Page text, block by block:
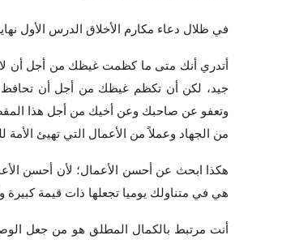
في ظلال دعاء مكارم الأخلاق الدرس الأول
أتدري أنك متى ما كظمت غيظك من أجل أن لا
جيد، لكن أن تكظم غيظك من أجل أن تحافظ
وتعفو عن صاحبك وعن أخيك من أجل هذا المقصد
من الجهاد وعملاً من الأعمال التي تهيئ
هكذا ابحث عن أحسن الأعمال؛ لأن أحسن
هي في متناولك يوميا تجعلها ذات قيمة كبيرة
أنت مرتبط بالكمال المطلق هو من جعل